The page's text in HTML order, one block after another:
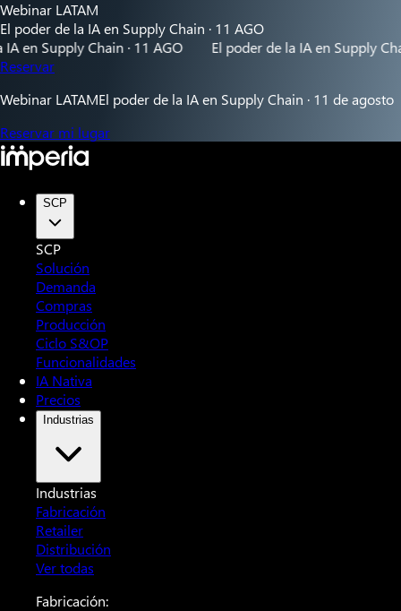
Webinar LATAM
El poder de la IA en Supply Chain · 11 AGO
Chain · 11 AGO
El poder de la IA en Supply Chain · 11
Reservar
Webinar LATAMEl poder de la IA en Supply Chain · 11 de agosto
Reservar mi lugar
SCP
SCP
Solución
Demanda
Compras
Producción
Ciclo S&OP
Funcionalidades
IA Nativa
Precios
Industrias
Industrias
Fabricación
Retailer
Distribución
Ver todas
Fabricación: